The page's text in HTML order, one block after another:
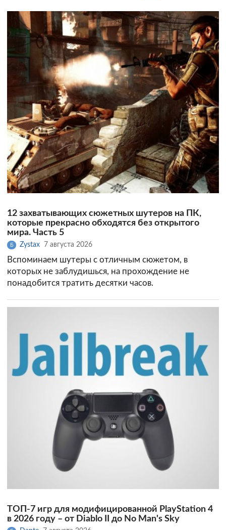
12 захватывающих сюжетных шутеров на ПК,
которые прекрасно обходятся без открытого
мира. Часть 5
Б Zystax 7 августа 2026
Вспоминаем шутеры с отличным сюжетом, в
которых не заблудишься, на прохождение не
понадобится тратить десятки часов.
ТОП-7 игр для модифицированной PlayStation 4
в 2026 году – от Diablo II до No Man's Sky